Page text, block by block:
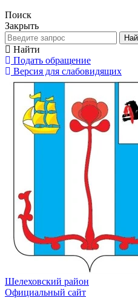
Поиск
Закрыть
Найти
Подать обращение
Версия для слабовидящих
Шелеховский район
Официальный сайт